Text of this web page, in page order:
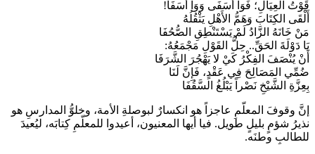
قَوْتُ العِيَالِ؛ فَوَا أَسَفَى وَوَا أَسَفَا!
أَلْقَى الكِتَابَ وَهَمُّ الأَهْلِ يَثْقُلُهُ
مَنْ خَانَهُ الزَّادُ لَمْ يَسْتَنْطِقِ الصُّحُفَا
يَا دَوْلَةَ الحَقِّ.. حِلُّ القَوْلِ مَجْمَعُهُ:
أَنْ يُنْصَفَ الفِكْرُ كَيْ لا يَهْجُرَ الشَّرَفَا
ضُمِّي المَصَالِحَ فِي عَقْدٍ، فَإِنَّ لَنَا
بِعِزَّةِ الشَّيْخِ نَصْراً يَبْلُغُ السَّقُفَا
إنَّ وقوفَ المعلّمِ عاجزاً هو انكسارٌ لبوصلةِ الأمة، وخلوُّ المدارسِ هو
نذيرُ شؤمٍ بليلٍ طويل. فيا أيها المعنيون، أعيدوا للمعلّمِ كِتابَه، ليُعيدَ
للطالبِ وطنَه.